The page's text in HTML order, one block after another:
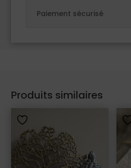
Paiement sécurisé
Produits similaires